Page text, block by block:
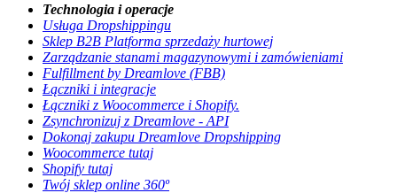
Technologia i operacje
Usługa Dropshippingu
Sklep B2B Platforma sprzedaży hurtowej
Zarządzanie stanami magazynowymi i zamówieniami
Fulfillment by Dreamlove (FBB)
Łączniki i integracje
Łączniki z Woocommerce i Shopify.
Zsynchronizuj z Dreamlove - API
Dokonaj zakupu Dreamlove Dropshipping
Woocommerce tutaj
Shopify tutaj
Twój sklep online 360º